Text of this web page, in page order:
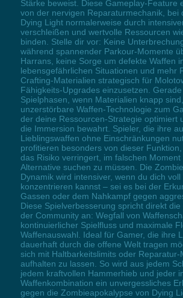
Stärke beweist. Diese Gameplay-Feature
von der nervigen Reparaturmechanik, bei
Dying Light normalerweise durch
verschleißen und wertvolle Ressourcen
binden. Stelle dir vor: Keine
während spannender Parkour-Momente
Harrans, keine Sorge um defekte Waffen
lebensgefährlichen Situationen und mehr
Crafting-Materialien strategisch für
Fähigkeits-Upgrades einzusetzen.
Spielphasen, wenn Materialien knapp
unzerstörbare Waffen-Technologie zum
der deine Ressourcen-Strategie optimiert
die Immersion bewahrt. Spieler, die ihre
Lieblingswaffen ohne Einschränkungen
profitieren besonders von dieser
das Risiko verringert, im falschen Moment
Alternative suchen zu müssen. Die
Dynamik wird intensiver, wenn du dich voll
konzentrieren kannst – sei es bei der
Gassen oder dem Nahkampf gegen
Diese Spielverbesserung spricht direkt
der Community an: Wegfall von
kontinuierlicher Spielfluss und maximale
Waffenauswahl. Ideal für Gamer, die ihre
dauerhaft durch die offene Welt tragen
sich mit Haltbarkeitslimits oder Reparatur-
aufhalten zu lassen. So wird aus jedem
jedem kraftvollen Hammerhieb und jeder
Waffenkombination ein unvergessliches
gegen die Zombieapokalypse von Dying